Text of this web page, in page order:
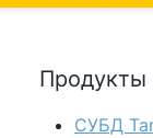
Продукты
СУБД